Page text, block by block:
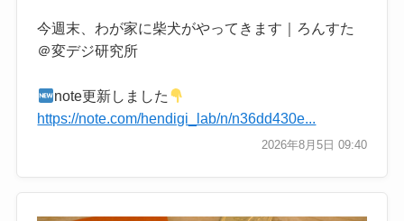
今週末、わが家に柴犬がやってきます｜ろんすた
＠変デジ研究所
note更新しました
https://note.com/hendigi_lab/n/n36dd430e...
2026年8月5日 09:40